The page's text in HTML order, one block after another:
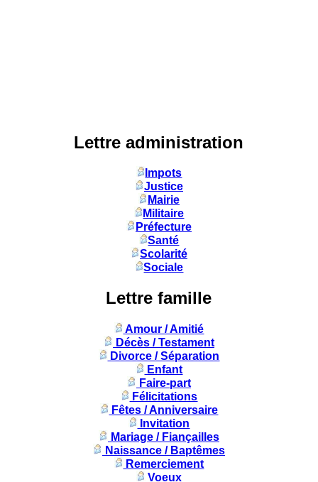
Lettre administration
Impots
Justice
Mairie
Militaire
Préfecture
Santé
Scolarité
Sociale
Lettre famille
Amour / Amitié
Décès / Testament
Divorce / Séparation
Enfant
Faire-part
Félicitations
Fêtes / Anniversaire
Invitation
Mariage / Fiançailles
Naissance / Baptêmes
Remerciement
Voeux